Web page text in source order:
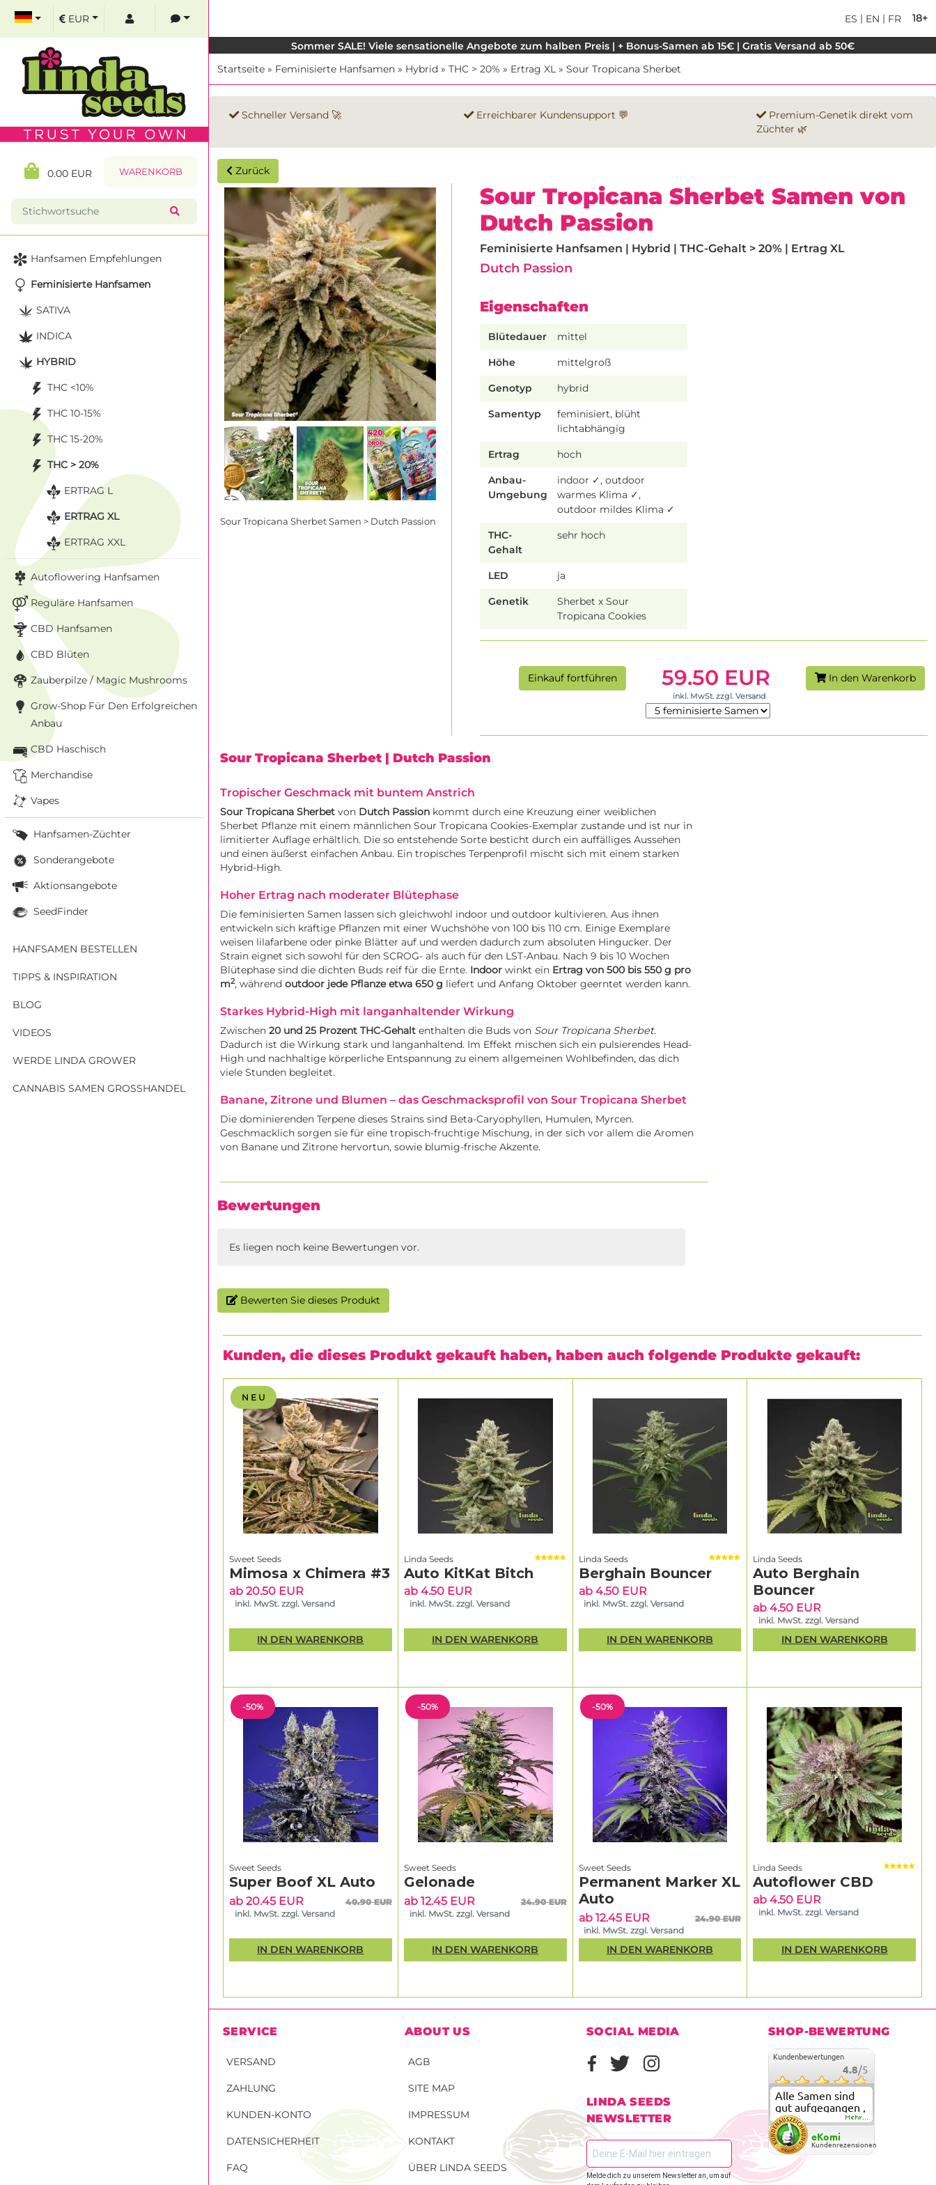
18+
ES | EN | FR
Sommer SALE! Viele sensationelle Angebote zum halben Preis | + Bonus-Samen ab 15€ | Gratis Versand ab 50€
Startseite » Feminisierte Hanfsamen » Hybrid » THC > 20% » Ertrag XL » Sour Tropicana Sherbet
Schneller Versand 🚀 Erreichbarer Kundensupport 💬
Premium-Genetik direkt vom
Züchter 🌿
Zurück
Sour Tropicana Sherbet Samen > Dutch Passion
Sour Tropicana Sherbet Samen von
Dutch Passion
Feminisierte Hanfsamen | Hybrid | THC-Gehalt > 20% | Ertrag XL
Dutch Passion
Eigenschaften
Blütedauer mittel
Höhe mittelgroß
Genotyp hybrid
Samentyp
feminisiert, blüht
lichtabhängig
Ertrag hoch
Anbau-
Umgebung
indoor ✓, outdoor
warmes Klima ✓,
outdoor mildes Klima ✓
THC-
Gehalt
sehr hoch
LED ja
Genetik
Sherbet x Sour
Tropicana Cookies
Einkauf fortführen 59.50 EUR
inkl. MwSt. zzgl. Versand
In den Warenkorb
Sour Tropicana Sherbet | Dutch Passion
Tropischer Geschmack mit buntem Anstrich
Sour Tropicana Sherbet von Dutch Passion kommt durch eine Kreuzung einer weiblichen
Sherbet Pflanze mit einem männlichen Sour Tropicana Cookies-Exemplar zustande und ist nur in
limitierter Auflage erhältlich. Die so entstehende Sorte besticht durch ein auffälliges Aussehen
und einen äußerst einfachen Anbau. Ein tropisches Terpenprofil mischt sich mit einem starken
Hybrid-High.
Hoher Ertrag nach moderater Blütephase
Die feminisierten Samen lassen sich gleichwohl indoor und outdoor kultivieren. Aus ihnen
entwickeln sich kräftige Pflanzen mit einer Wuchshöhe von 100 bis 110 cm. Einige Exemplare
weisen lilafarbene oder pinke Blätter auf und werden dadurch zum absoluten Hingucker. Der
Strain eignet sich sowohl für den SCROG- als auch für den LST-Anbau. Nach 9 bis 10 Wochen
Blütephase sind die dichten Buds reif für die Ernte. Indoor winkt ein Ertrag von 500 bis 550 g pro
m2, während outdoor jede Pflanze etwa 650 g liefert und Anfang Oktober geerntet werden kann.
Starkes Hybrid-High mit langanhaltender Wirkung
Zwischen 20 und 25 Prozent THC-Gehalt enthalten die Buds von Sour Tropicana Sherbet.
Dadurch ist die Wirkung stark und langanhaltend. Im Effekt mischen sich ein pulsierendes Head-
High und nachhaltige körperliche Entspannung zu einem allgemeinen Wohlbefinden, das dich
viele Stunden begleitet.
Banane, Zitrone und Blumen – das Geschmacksprofil von Sour Tropicana Sherbet
Die dominierenden Terpene dieses Strains sind Beta-Caryophyllen, Humulen, Myrcen.
Geschmacklich sorgen sie für eine tropisch-fruchtige Mischung, in der sich vor allem die Aromen
von Banane und Zitrone hervortun, sowie blumig-frische Akzente.
Bewertungen
Es liegen noch keine Bewertungen vor.
Bewerten Sie dieses Produkt
Kunden, die dieses Produkt gekauft haben, haben auch folgende Produkte gekauft:
N E U
Sweet Seeds
Mimosa x Chimera #3
ab 20.50 EUR
inkl. MwSt. zzgl. Versand
IN DEN WARENKORB
Linda Seeds
Auto KitKat Bitch
ab 4.50 EUR
inkl. MwSt. zzgl. Versand
IN DEN WARENKORB
Linda Seeds
Berghain Bouncer
ab 4.50 EUR
inkl. MwSt. zzgl. Versand
IN DEN WARENKORB
Linda Seeds
Auto Berghain
Bouncer
ab 4.50 EUR
inkl. MwSt. zzgl. Versand
IN DEN WARENKORB
-50%
Sweet Seeds
Super Boof XL Auto
ab 20.45 EUR
40.90 EUR
inkl. MwSt. zzgl. Versand
IN DEN WARENKORB
-50%
Sweet Seeds
Gelonade
ab 12.45 EUR
24.90 EUR
inkl. MwSt. zzgl. Versand
IN DEN WARENKORB
-50%
Sweet Seeds
Permanent Marker XL
Auto
ab 12.45 EUR
24.90 EUR
inkl. MwSt. zzgl. Versand
IN DEN WARENKORB
Linda Seeds
Autoflower CBD
ab 4.50 EUR
inkl. MwSt. zzgl. Versand
IN DEN WARENKORB
SERVICE
VERSAND
ZAHLUNG
KUNDEN-KONTO
DATENSICHERHEIT
FAQ
ABOUT US
AGB
SITE MAP
IMPRESSUM
KONTAKT
ÜBER LINDA SEEDS
SOCIAL MEDIA
LINDA SEEDS
NEWSLETTER
Melde dich zu unserem Newsletter an, um auf
SHOP-BEWERTUNG
Kundenbewertungen
4.8/5
Alle Samen sind
gut aufgegangen ,
meine ersten
grow versuche
sind alle geglückt.
Die Sorten und
Anbieter Vielfalt
überzeugen sehr .
Mehr...
eKomi
Kundenrezensionen
EUR
0.00 EUR WARENKORB
Hanfsamen Empfehlungen
Feminisierte Hanfsamen
SATIVA
INDICA
HYBRID
THC <10%
THC 10-15%
THC 15-20%
THC > 20%
ERTRAG L
ERTRAG XL
ERTRAG XXL
Autoflowering Hanfsamen
Reguläre Hanfsamen
CBD Hanfsamen
CBD Blüten
Zauberpilze / Magic Mushrooms
Grow-Shop Für Den Erfolgreichen
Anbau
CBD Haschisch
Merchandise
Vapes
Hanfsamen-Züchter
Sonderangebote
Aktionsangebote
SeedFinder
HANFSAMEN BESTELLEN
TIPPS & INSPIRATION
BLOG
VIDEOS
WERDE LINDA GROWER
CANNABIS SAMEN GROSSHANDEL